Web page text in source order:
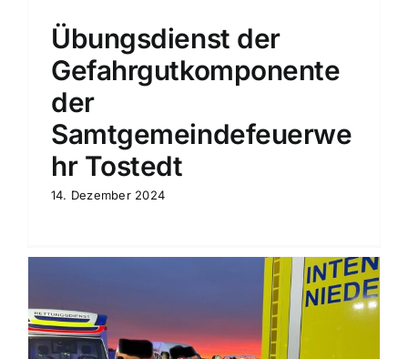
Übungsdienst der
Gefahrgutkomponente
der
Samtgemeindefeuerwe
hr Tostedt
14. Dezember 2024